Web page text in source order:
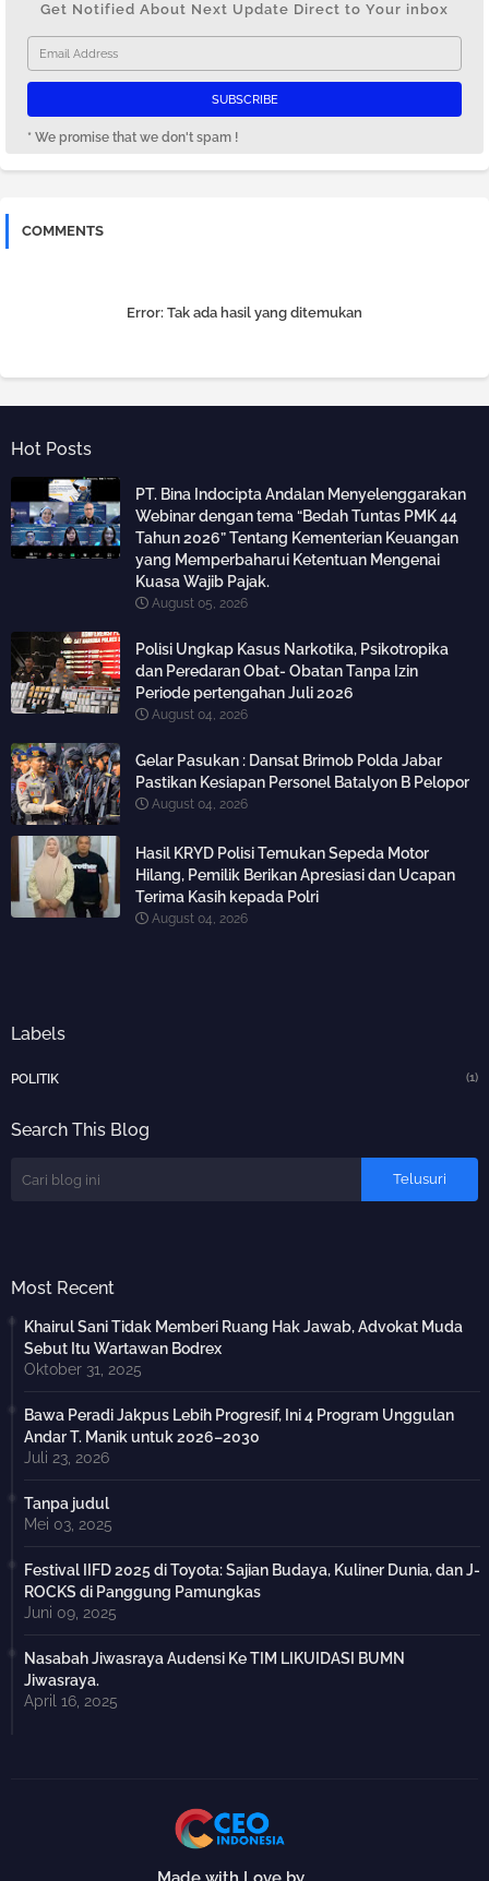
Get Notified About Next Update Direct to Your inbox
* We promise that we don't spam !
COMMENTS
Error: Tak ada hasil yang ditemukan
Hot Posts
PT. Bina Indocipta Andalan Menyelenggarakan
Webinar dengan tema “Bedah Tuntas PMK 44
Tahun 2026” Tentang Kementerian Keuangan
yang Memperbaharui Ketentuan Mengenai
Kuasa Wajib Pajak.
August 05, 2026
Polisi Ungkap Kasus Narkotika, Psikotropika
dan Peredaran Obat- Obatan Tanpa Izin
Periode pertengahan Juli 2026
August 04, 2026
Gelar Pasukan : Dansat Brimob Polda Jabar
Pastikan Kesiapan Personel Batalyon B Pelopor
August 04, 2026
Hasil KRYD Polisi Temukan Sepeda Motor
Hilang, Pemilik Berikan Apresiasi dan Ucapan
Terima Kasih kepada Polri
August 04, 2026
Labels
POLITIK (1)
Search This Blog
Most Recent
Khairul Sani Tidak Memberi Ruang Hak Jawab, Advokat Muda
Sebut Itu Wartawan Bodrex
Oktober 31, 2025
Bawa Peradi Jakpus Lebih Progresif, Ini 4 Program Unggulan
Andar T. Manik untuk 2026–2030
Juli 23, 2026
Tanpa judul
Mei 03, 2025
Festival IIFD 2025 di Toyota: Sajian Budaya, Kuliner Dunia, dan J-
ROCKS di Panggung Pamungkas
Juni 09, 2025
Nasabah Jiwasraya Audensi Ke TIM LIKUIDASI BUMN
Jiwasraya.
April 16, 2025